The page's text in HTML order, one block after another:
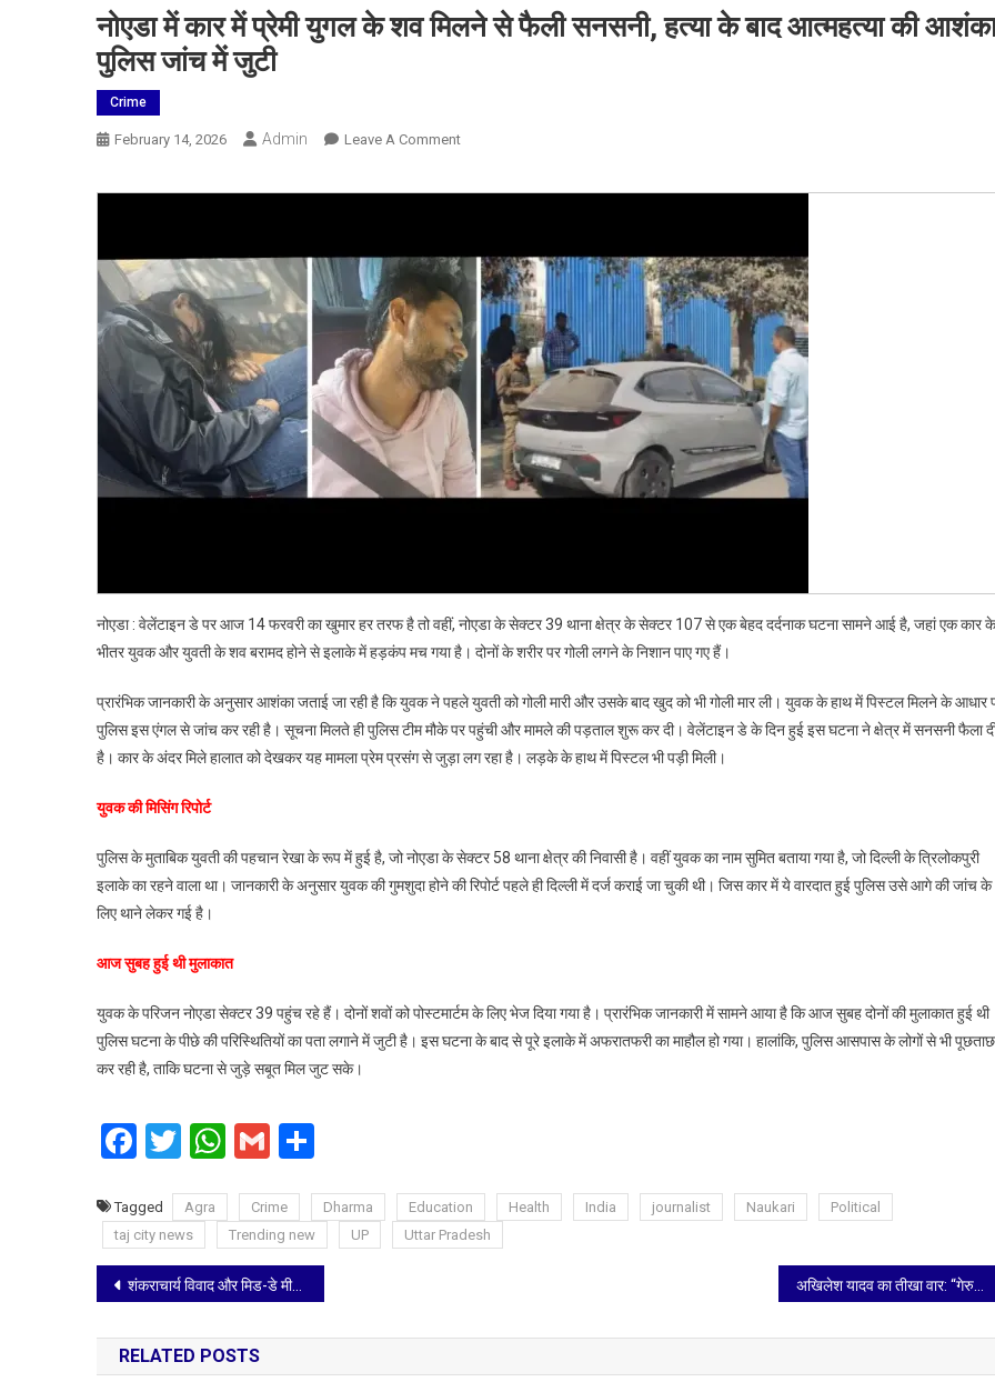
नोएडा में कार में प्रेमी युगल के शव मिलने से फैली सनसनी, हत्या के बाद आत्महत्या की
पुलिस जांच में जुटी
Crime
February 14, 2026 Admin Leave A CommentOn
में
प्रेमी
युगल
के
शव
मिलने
फैली
सनसनी,
हत्या
के
आशंका,
पुलिस
जांच
जुटी
नोएडा : वेलेंटाइन डे पर आज 14 फरवरी का खुमार हर तरफ है तो वहीं, नोएडा के सेक्टर 39 थाना क्षेत्र के सेक्टर 107 से एक बेहद दर्दनाक घटना सामने आई है, जहां एक कार के
भीतर युवक और युवती के शव बरामद होने से इलाके में हड़कंप मच गया है। दोनों के शरीर पर गोली लगने के निशान पाए गए हैं।
प्रारंभिक जानकारी के अनुसार आशंका जताई जा रही है कि युवक ने पहले युवती को गोली मारी और उसके बाद खुद को भी गोली मार ली। युवक के हाथ में पिस्टल मिलने के आधार
पुलिस इस एंगल से जांच कर रही है। सूचना मिलते ही पुलिस टीम मौके पर पहुंची और मामले की पड़ताल शुरू कर दी। वेलेंटाइन डे के दिन हुई इस घटना ने क्षेत्र में सनसनी फैला
है। कार के अंदर मिले हालात को देखकर यह मामला प्रेम प्रसंग से जुड़ा लग रहा है। लड़के के हाथ में पिस्टल भी पड़ी मिली।
युवक की मिसिंग रिपोर्ट
पुलिस के मुताबिक युवती की पहचान रेखा के रूप में हुई है, जो नोएडा के सेक्टर 58 थाना क्षेत्र की निवासी है। वहीं युवक का नाम सुमित बताया गया है, जो दिल्ली के त्रिलोकपुरी
इलाके का रहने वाला था। जानकारी के अनुसार युवक की गुमशुदा होने की रिपोर्ट पहले ही दिल्ली में दर्ज कराई जा चुकी थी। जिस कार में ये वारदात हुई पुलिस उसे आगे की जांच के
लिए थाने लेकर गई है।
आज सुबह हुई थी मुलाकात
युवक के परिजन नोएडा सेक्टर 39 पहुंच रहे हैं। दोनों शवों को पोस्टमार्टम के लिए भेज दिया गया है। प्रारंभिक जानकारी में सामने आया है कि आज सुबह दोनों की मुलाकात हुई
पुलिस घटना के पीछे की परिस्थितियों का पता लगाने में जुटी है। इस घटना के बाद से पूरे इलाके में अफरातफरी का माहौल हो गया। हालांकि, पुलिस आसपास के लोगों से भी पूछताछ
कर रही है, ताकि घटना से जुड़े सबूत मिल जुट सके।
Facebook
Twitter
WhatsApp
Gmail
Tagged Agra Crime Dharma Education Health India journalist Naukari
Political
taj city news
Trending new UP Uttar Pradesh
Post
navigation
शंकराचार्य विवाद और मिड-डे मील पर बरसे अखिलेश, बोले— बच्चों के मुंह से दूध छीनने वालों का पाप उन्हें ले डूबेगा
RELATED POSTS